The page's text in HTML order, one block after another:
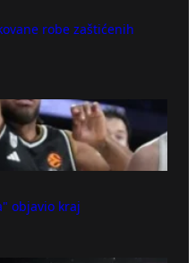
robe zaštićenih
objavio kraj